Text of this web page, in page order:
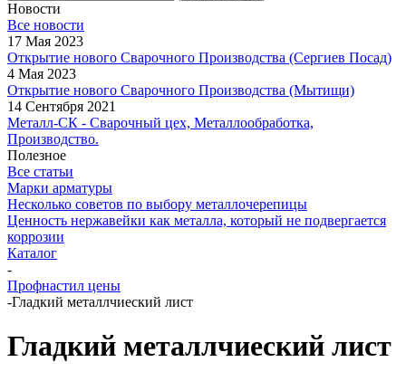
Новости
Все новости
17 Мая 2023
Открытие нового Сварочного Производства (Сергиев Посад)
4 Мая 2023
Открытие нового Сварочного Производства (Мытищи)
14 Сентября 2021
Металл-СК - Сварочный цех, Металлообработка,
Производство.
Полезное
Все статьи
Марки арматуры
Несколько советов по выбору металлочерепицы
Ценность нержавейки как металла, который не подвергается
коррозии
Каталог
-
Профнастил цены
-Гладкий металлчиеский лист
Гладкий металлчиеский лист